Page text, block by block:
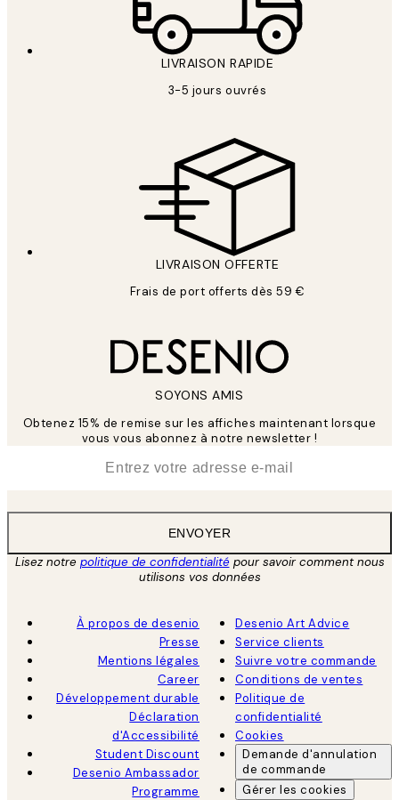
LIVRAISON RAPIDE
3-5 jours ouvrés
LIVRAISON OFFERTE
Frais de port offerts dès 59 €
SOYONS AMIS
Obtenez 15% de remise sur les affiches maintenant lorsque
vous vous abonnez à notre newsletter !
ENVOYER
Lisez notre politique de confidentialitépour savoir comment nous
utilisons vos données
À propos de desenio
Presse
Mentions légales
Career
Développement durable
Déclaration
d'Accessibilité
Student Discount
Desenio Ambassador
Programme
Desenio Art Advice
Service clients
Suivre votre commande
Conditions de ventes
Politique de
confidentialité
Cookies
Demande d'annulation
de commande
Gérer les cookies